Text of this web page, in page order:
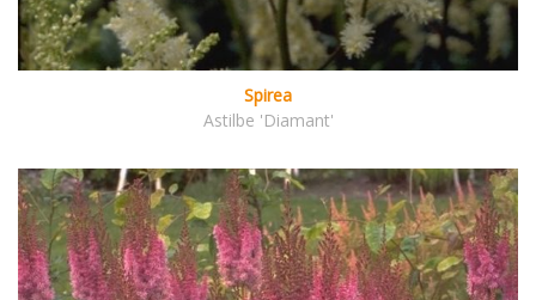
Spirea
Astilbe 'Diamant'